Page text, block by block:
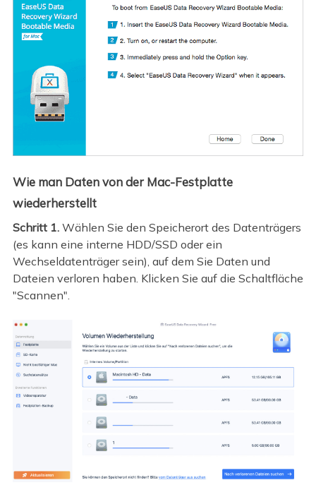
Wie man Daten von der Mac-Festplatte
wiederherstellt
Schritt 1. Wählen Sie den Speicherort des Datenträgers
(es kann eine interne HDD/SSD oder ein
Wechseldatenträger sein), auf dem Sie Daten und
Dateien verloren haben. Klicken Sie auf die Schaltfläche
"Scannen".